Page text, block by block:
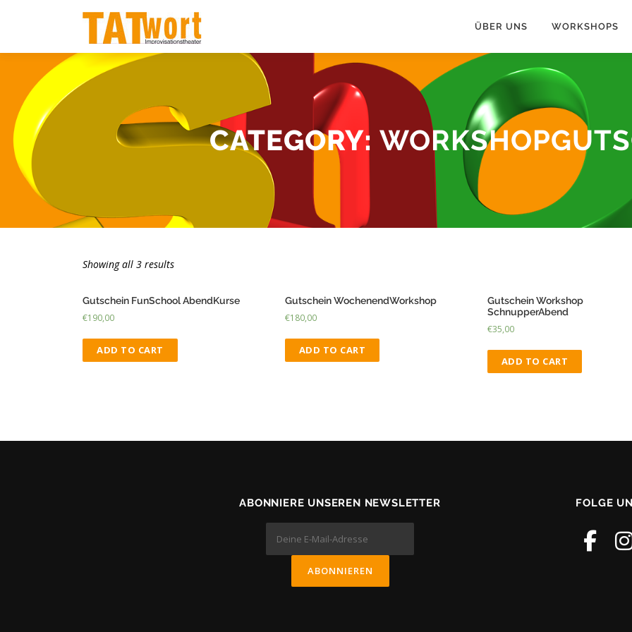
ÜBER UNS WORKSHOPS
CATEGORY:
Showing all 3 results
Gutschein FunSchool AbendKurse
€190,00
ADD TO CART
Gutschein WochenendWorkshop
€180,00
ADD TO CART
Gutschein Workshop
SchnupperAbend
€35,00
ADD TO CART
ABONNIERE UNSEREN NEWSLETTER FOLGE